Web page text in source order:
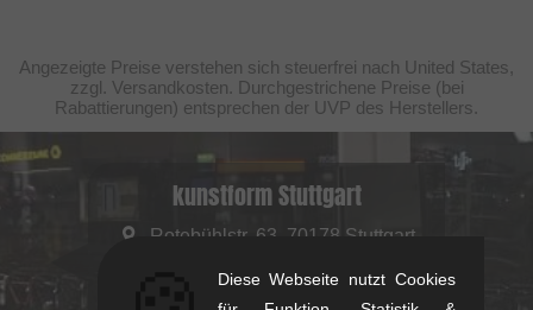
Angezeigte Preise verstehen sich steuerfrei nach United States,
zzgl. Versandkosten. Durchgestrichene Preise (bei
Rabattierungen) entsprechen der UVP des Herstellers.
kunstform Stuttgart
Rotebühlstr. 63, 70178 Stuttgart
Mo-Fr: 11-13 & 14-18
Sa: 11-16
Diese Webseite nutzt Cookies